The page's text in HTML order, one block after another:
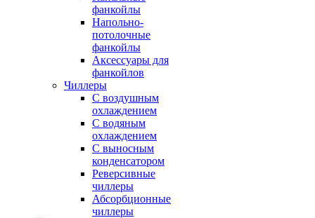
фанкойлы
Напольно-
потолочные
фанкойлы
Аксессуары для
фанкойлов
Чиллеры
С воздушным
охлаждением
С водяным
охлаждением
С выносным
конденсатором
Реверсивные
чиллеры
Абсорбционные
чиллеры